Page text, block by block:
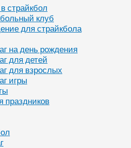
страйкбол
клуб
для страйкбола
на день рождения
для детей
для взрослых
игры
праздников